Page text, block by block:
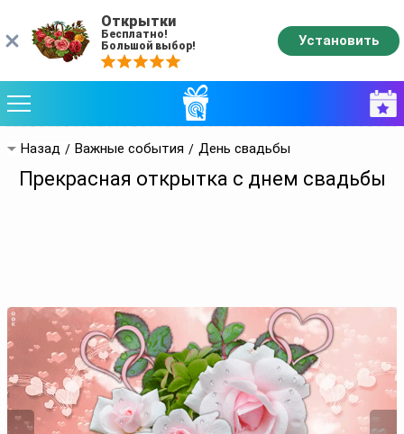
Назад Важные события День свадьбы
Прекрасная открытка с днем свадьбы
Открытки
Бесплатно!
Большой выбор!
Установить